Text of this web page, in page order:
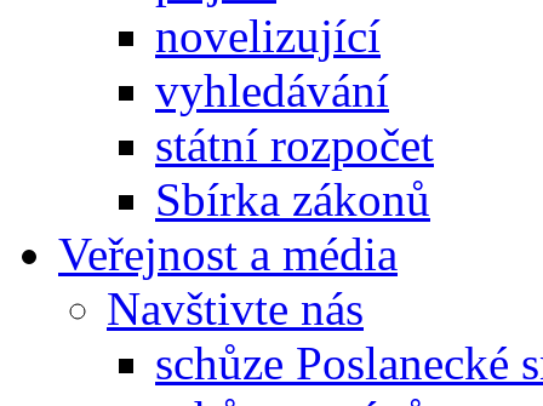
novelizující
vyhledávání
státní rozpočet
Sbírka zákonů
Veřejnost a média
Navštivte nás
schůze Poslanecké